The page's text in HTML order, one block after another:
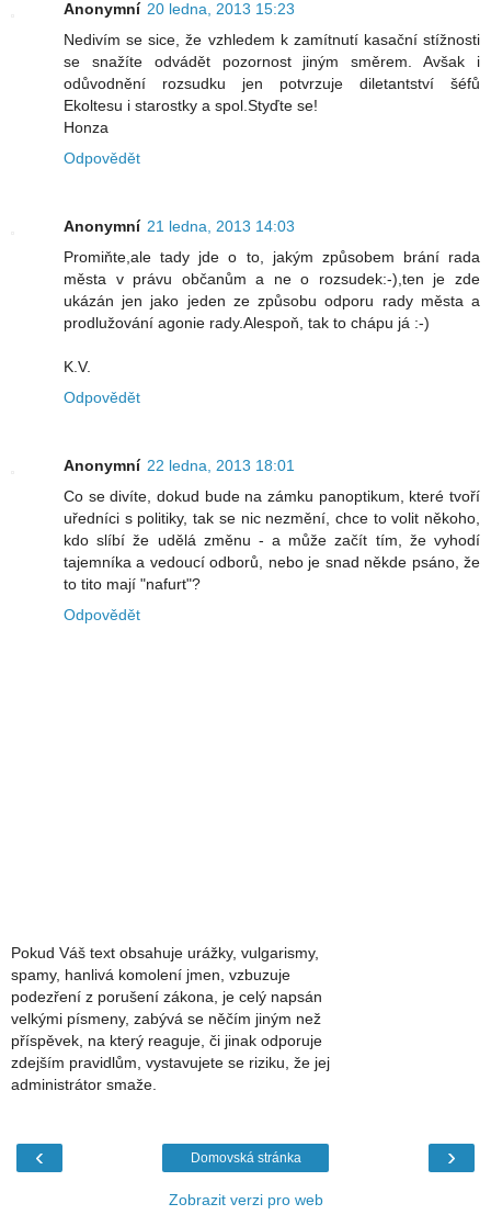
Anonymní 20 ledna, 2013 15:23
Nedivím se sice, že vzhledem k zamítnutí kasační stížnosti
se snažíte odvádět pozornost jiným směrem. Avšak i
odůvodnění rozsudku jen potvrzuje diletantství šéfů
Ekoltesu i starostky a spol.Styďte se!
Honza
Odpovědět
Anonymní 21 ledna, 2013 14:03
Promiňte,ale tady jde o to, jakým způsobem brání rada
města v právu občanům a ne o rozsudek:-),ten je zde
ukázán jen jako jeden ze způsobu odporu rady města a
prodlužování agonie rady.Alespoň, tak to chápu já :-)
K.V.
Odpovědět
Anonymní 22 ledna, 2013 18:01
Co se divíte, dokud bude na zámku panoptikum, které tvoří
uředníci s politiky, tak se nic nezmění, chce to volit někoho,
kdo slíbí že udělá změnu - a může začít tím, že vyhodí
tajemníka a vedoucí odborů, nebo je snad někde psáno, že
to tito mají "nafurt"?
Odpovědět
Pokud Váš text obsahuje urážky, vulgarismy,
spamy, hanlivá komolení jmen, vzbuzuje
podezření z porušení zákona, je celý napsán
velkými písmeny, zabývá se něčím jiným než
příspěvek, na který reaguje, či jinak odporuje
zdejším pravidlům, vystavujete se riziku, že jej
administrátor smaže.
‹ ›
Domovská stránka
Zobrazit verzi pro web